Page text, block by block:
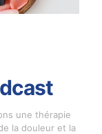
une thérapie
la douleur et la